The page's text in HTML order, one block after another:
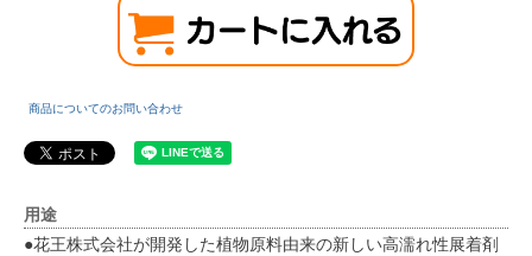
商品についてのお問い合わせ
用途
●花王株式会社が開発した植物原料由来の新しい高濡れ性展着剤